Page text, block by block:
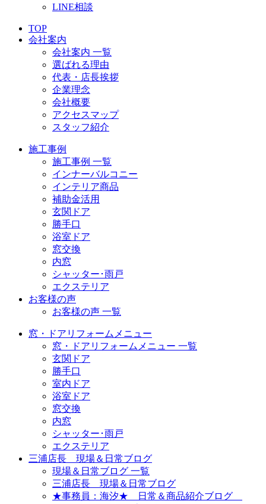
LINE相談
TOP
会社案内
会社案内 一覧
選ばれる理由
代表・店長挨拶
企業理念
会社概要
アクセスマップ
スタッフ紹介
施工事例
施工事例 一覧
インナーバルコニー
インテリア商品
補助金活用
玄関ドア
勝手口
浴室ドア
窓交換
内窓
シャッター･雨戸
エクステリア
お客様の声
お客様の声 一覧
窓・ドアリフォームメニュー
窓・ドアリフォームメニュー 一覧
玄関ドア
勝手口
室内ドア
浴室ドア
窓交換
内窓
シャッター･雨戸
エクステリア
三浦店長 現場＆日常ブログ
現場＆日常ブログ 一覧
三浦店長 現場＆日常ブログ
★事務員：海汐★ 日常＆商品紹介ブログ